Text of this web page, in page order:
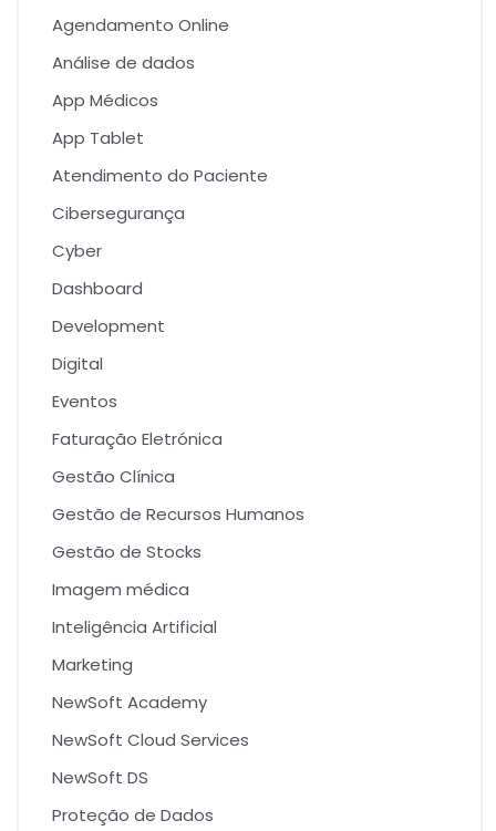
Agendamento Online
Análise de dados
App Médicos
App Tablet
Atendimento do Paciente
Cibersegurança
Cyber
Dashboard
Development
Digital
Eventos
Faturação Eletrónica
Gestão Clínica
Gestão de Recursos Humanos
Gestão de Stocks
Imagem médica
Inteligência Artificial
Marketing
NewSoft Academy
NewSoft Cloud Services
NewSoft DS
Proteção de Dados